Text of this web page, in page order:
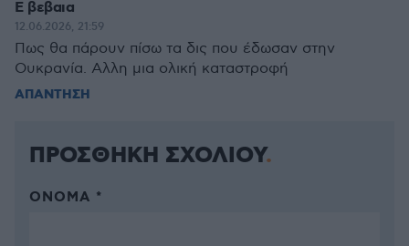
Ε βεβαια
12.06.2026, 21:59
Πως θα πάρουν πίσω τα δις που έδωσαν στην
Ουκρανία. Αλλη μια ολική καταστροφή
ΑΠΑΝΤΗΣΗ
ΠΡΟΣΘΗΚΗ ΣΧΟΛΙΟΥ
ΌΝΟΜΑ *